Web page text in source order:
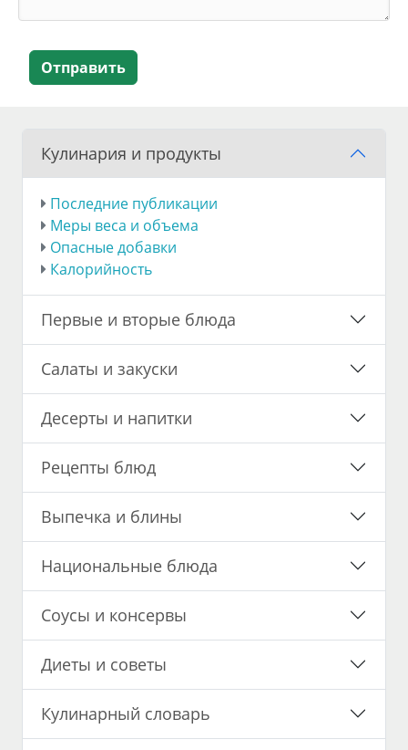
Отправить
Кулинария и продукты
Последние публикации
Меры веса и объема
Опасные добавки
Калорийность
Первые и вторые блюда
Салаты и закуски
Десерты и напитки
Рецепты блюд
Выпечка и блины
Национальные блюда
Соусы и консервы
Диеты и советы
Кулинарный словарь